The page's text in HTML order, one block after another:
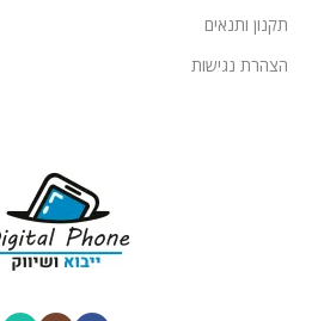
תקנון ותנאים
הצהרת נגישות